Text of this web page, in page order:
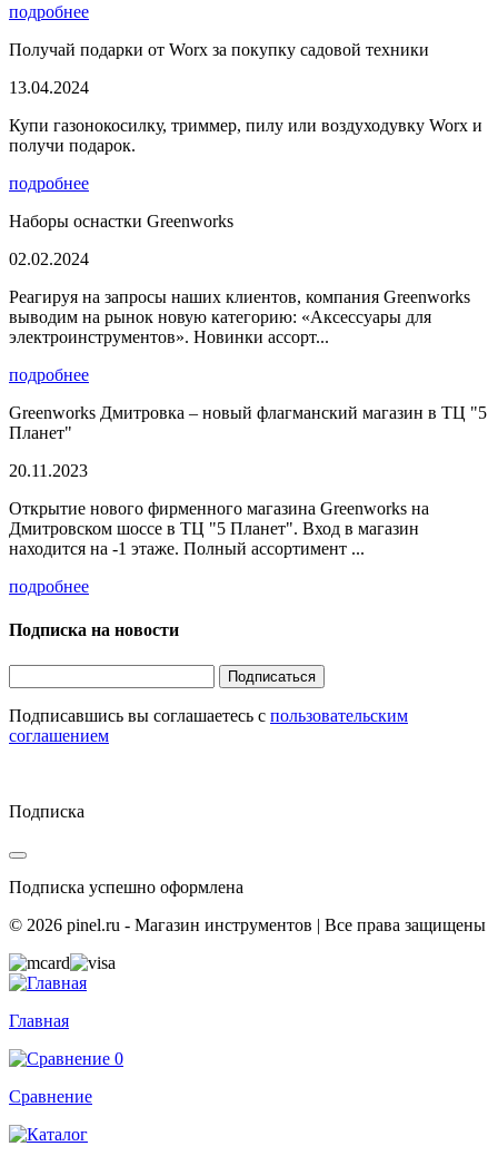
подробнее
Получай подарки от Worx за покупку садовой техники
13.04.2024
Купи газонокосилку, триммер, пилу или воздуходувку Worx и
получи подарок.
подробнее
Наборы оснастки Greenworks
02.02.2024
Реагируя на запросы наших клиентов, компания Greenworks
выводим на рынок новую категорию: «Аксессуары для
электроинструментов». Новинки ассорт...
подробнее
Greenworks Дмитровка – новый флагманский магазин в ТЦ "5
Планет"
20.11.2023
Открытие нового фирменного магазина Greenworks на
Дмитровском шоссе в ТЦ "5 Планет". Вход в магазин
находится на -1 этаже. Полный ассортимент ...
подробнее
Подписка на новости
Подписаться
Подписавшись вы соглашаетесь с пользовательским
соглашением
Подписка
Подписка успешно оформлена
© 2026 pinel.ru - Магазин инструментов | Все права защищены
Главная
0
Сравнение